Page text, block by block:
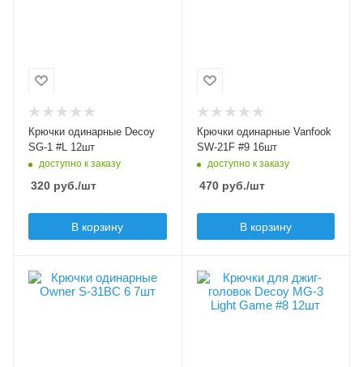
Цвет крючка
Бородка
с бородкой
Крючки одинарные Decoy
SG-1 #L 12шт
доступно к заказу
320 руб./шт
В корзину
Цвет крючка
Бородка
безбородые
Крючки одинарные Vanfook
SW-21F #9 16шт
доступно к заказу
470руб./шт
В корзину
Модель крючков
Owner S-31BC
Модель крючков
Decoy MG-3 Light
Game